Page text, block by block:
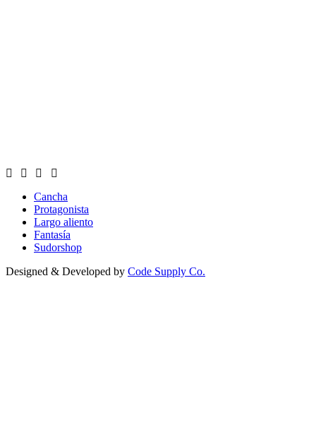
Cancha
Protagonista
Largo aliento
Fantasía
Sudorshop
Designed & Developed by Code Supply Co.